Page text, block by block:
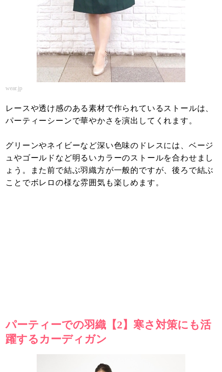
wear.jp
レースや透け感のある素材で作られているストールは、
パーティーシーンで華やかさを演出してくれます。
グリーンやネイビーなど深い色味のドレスには、ベージ
ュやゴールドなど明るいカラーのストールを合わせまし
ょう。また前で結ぶ羽織方が一般的ですが、後ろで結ぶ
ことでボレロの様な雰囲気も楽しめます。
パーティーでの羽織【2】寒さ対策にも活
躍するカーディガン